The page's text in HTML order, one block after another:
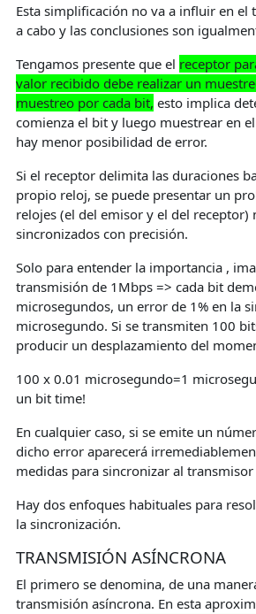
Esta simplificación no va a influir en el
a cabo y las conclusiones son
Tengamos presente que el receptor
valor recibido debe realizar un
muestreo por cada bit, esto implica
comienza el bit y luego muestrear en
hay menor posibilidad de error.
Si el receptor delimita las duraciones
propio reloj, se puede presentar un
relojes (el del emisor y el del receptor)
sincronizados con precisión.
Solo para entender la importancia ,
transmisión de 1Mbps => cada bit
microsegundos, un error de 1% en la
microsegundo. Si se transmiten 100
producir un desplazamiento del
100 x 0.01 microsegundo=1
un bit time!
En cualquier caso, si se emite un
dicho error aparecerá
medidas para sincronizar al transmisor
Hay dos enfoques habituales para
la sincronización.
TRANSMISIÓN ASÍNCRONA
El primero se denomina, de una
transmisión asíncrona. En esta